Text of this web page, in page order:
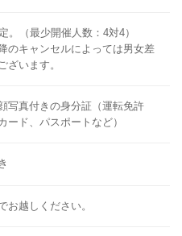
。（最少開催人数：4対4）
のキャンセルによっては男女差
ざいます。
写真付きの身分証（運転免許
ード、パスポートなど）
お越しください。